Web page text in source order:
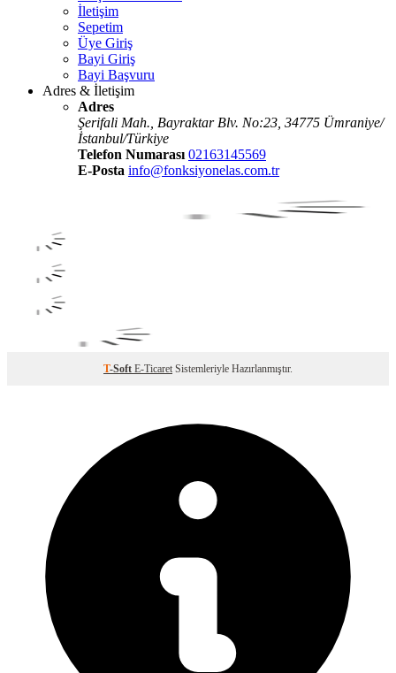
İletişim
Sepetim
Üye Giriş
Bayi Giriş
Bayi Başvuru
Adres & İletişim
Adres
Şerifali Mah., Bayraktar Blv. No:23, 34775 Ümraniye/
İstanbul/Türkiye
Telefon Numarası 02163145569
E-Posta info@fonksiyonelas.com.tr
T-Soft E-Ticaret Sistemleriyle Hazırlanmıştır.